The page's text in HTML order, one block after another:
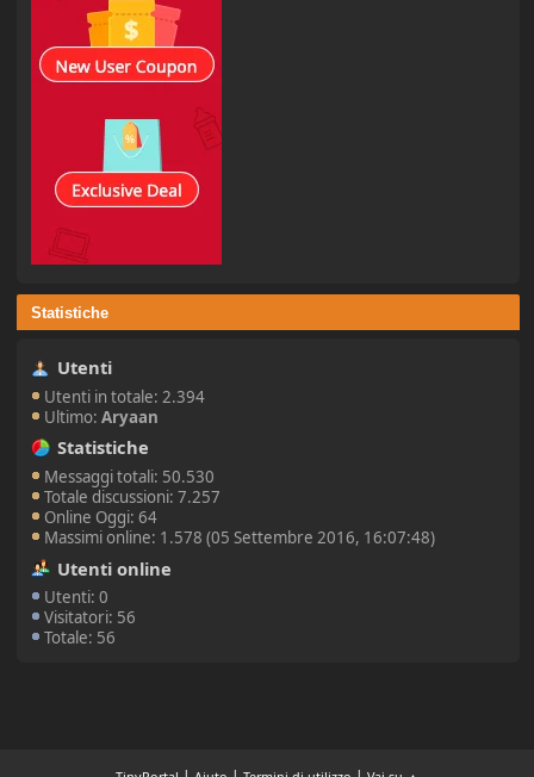
Statistiche
Utenti
Utenti in totale: 2.394
Ultimo:Aryaan
Statistiche
Messaggi totali: 50.530
Totale discussioni: 7.257
Online Oggi: 64
Massimi online: 1.578 (05 Settembre 2016, 16:07:48)
Utenti online
Utenti: 0
Visitatori: 56
Totale: 56